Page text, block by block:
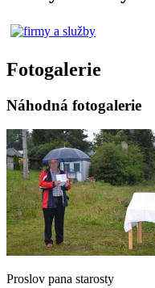
Fotogalerie
Náhodná fotogalerie
Proslov pana starosty